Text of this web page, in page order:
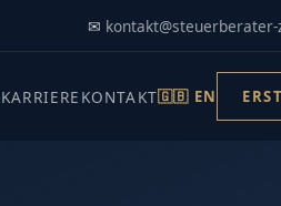
✉
KARRIERE KONTAKT🇬🇧 EN